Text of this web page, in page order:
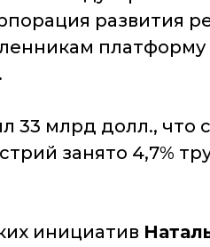
развития
платформу
33 млрд долл., что
занято 4,7%
инициатив